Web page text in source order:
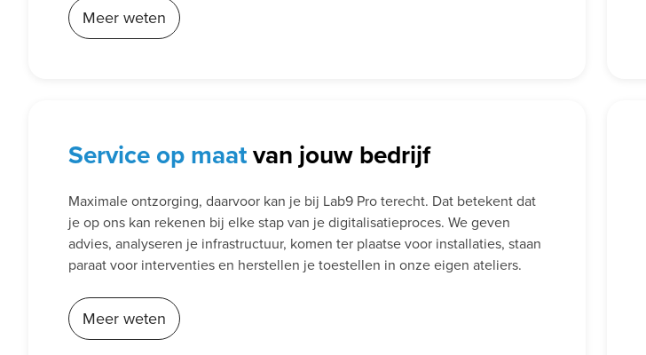
Meer weten
Serviceop maatvan jouw bedrijf
Maximale ontzorging, daarvoor kan je bij Lab9 Pro terecht. Dat betekent dat
je op ons kan rekenen bij elke stap van je digitalisatieproces. We geven
advies, analyseren je infrastructuur, komen ter plaatse voor installaties, staan
paraat voor interventies en herstellen je toestellen in onze eigen ateliers.
Meer weten